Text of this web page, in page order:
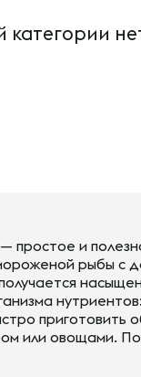
категории
простое и
рыбы с
приготовить
или овощами.